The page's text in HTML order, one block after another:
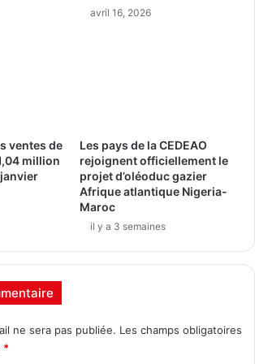
avril 16, 2026
ventes de
million
Les pays de la CEDEAO
rejoignent officiellement le
projet d’oléoduc gazier
Afrique atlantique Nigeria-
Maroc
il y a 3 semaines
ne sera pas publiée. Les champs obligatoires
*